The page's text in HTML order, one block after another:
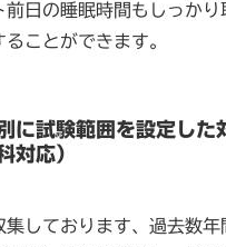
前日の睡眠時間もしっか
ことができます。
に試験範囲を設定した
対応）
集しております、過去数